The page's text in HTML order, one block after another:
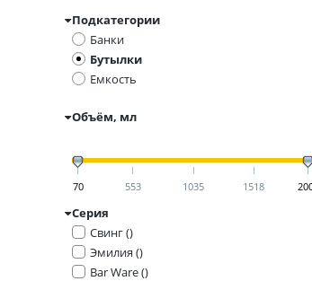
Подкатегории
Банки
Бутылки
Емкость
Объём, мл
70 553 1035 1518
Серия
Свинг ()
Эмилия ()
Bar Ware ()